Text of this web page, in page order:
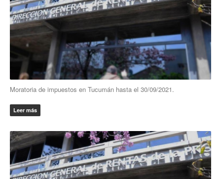
Moratoria de impuestos en Tucumán hasta el 30/09/2021.
Leer más